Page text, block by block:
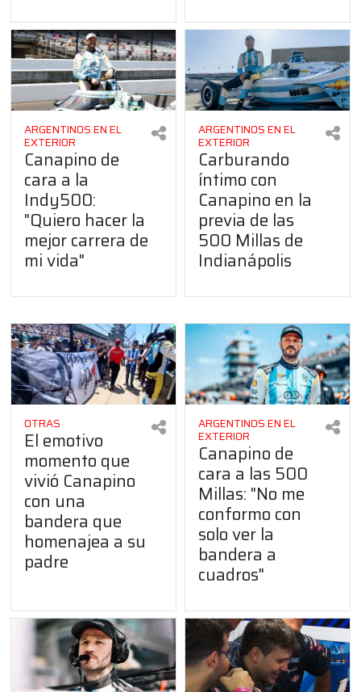
ARGENTINOS EN EL
EXTERIOR
Canapino de
cara a la
Indy500:
"Quiero hacer la
mejor carrera de
mi vida"
ARGENTINOS EN EL
EXTERIOR
Carburando
íntimo con
Canapino en la
previa de las
500 Millas de
Indianápolis
OTRAS
El emotivo
momento que
vivió Canapino
con una
bandera que
homenajea a su
padre
ARGENTINOS EN EL
EXTERIOR
Canapino de
cara a las 500
Millas: "No me
conformo con
solo ver la
bandera a
cuadros"